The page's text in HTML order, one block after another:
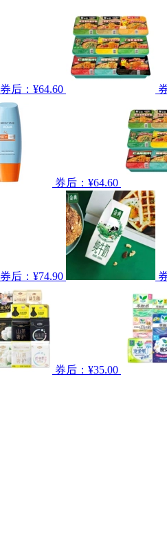
券后：¥64.60
券后：¥64.60
券后：¥74.90
券后：¥35.00